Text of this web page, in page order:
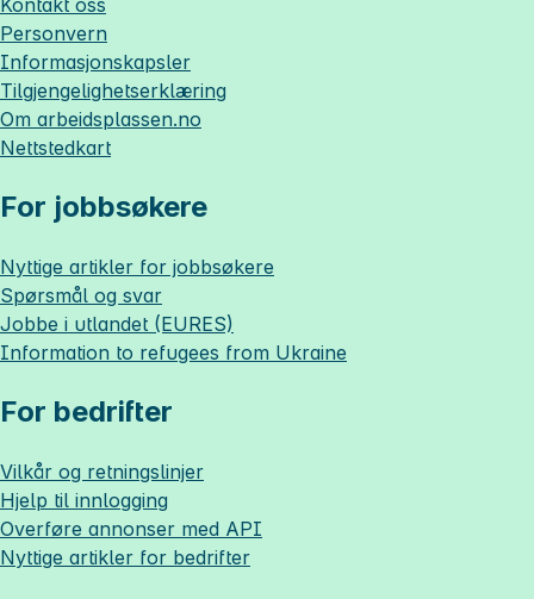
Kontakt oss
Personvern
Informasjonskapsler
Tilgjengelighetserklæring
Om arbeidsplassen.no
Nettstedkart
For jobbsøkere
Nyttige artikler for jobbsøkere
Spørsmål og svar
Jobbe i utlandet (EURES)
Information to refugees from Ukraine
For bedrifter
Vilkår og retningslinjer
Hjelp til innlogging
Overføre annonser med API
Nyttige artikler for bedrifter